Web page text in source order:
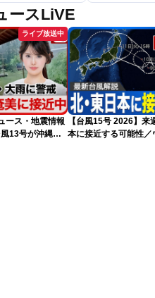
ースLiVE
ライブ放送中
ース・地震情報
13号が沖縄・
【台風15号 2026】来
本に接近する可能性／